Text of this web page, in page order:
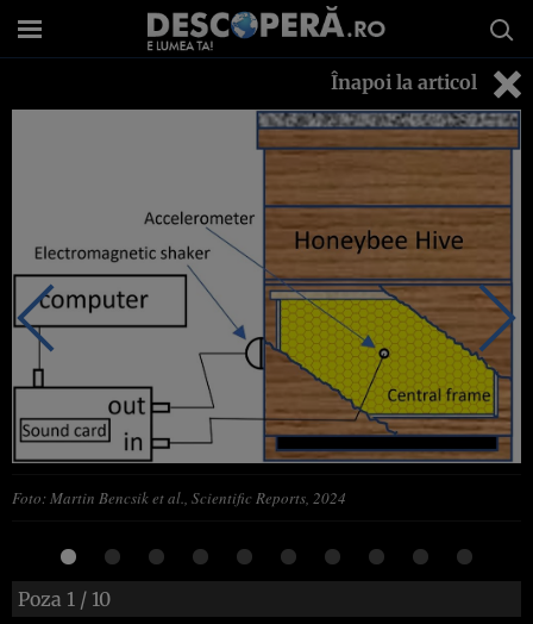
Înapoi la articol
Foto: Martin Bencsik et al., Scientific Reports, 2024
Poza 1 / 10